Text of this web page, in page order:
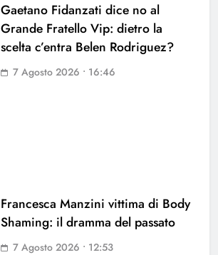
Gaetano Fidanzati dice no al
Grande Fratello Vip: dietro la
scelta c’entra Belen Rodriguez?
7 Agosto 2026 • 16:46
Francesca Manzini vittima di Body
Shaming: il dramma del passato
7 Agosto 2026 • 12:53